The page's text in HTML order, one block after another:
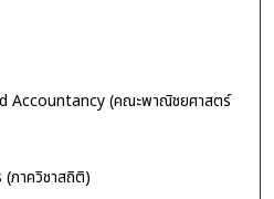
Accountancy (คณะพาณิชยศาสตร์
าควิชาสถิติ)